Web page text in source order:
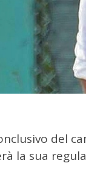
del
la sua